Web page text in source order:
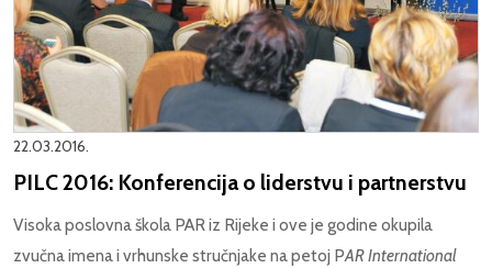
22.03.2016.
PILC 2016: Konferencija o liderstvu i partnerstvu
Visoka poslovna škola PAR iz Rijeke i ove je godine okupila
zvučna imena i vrhunske stručnjake na petoj PAR International